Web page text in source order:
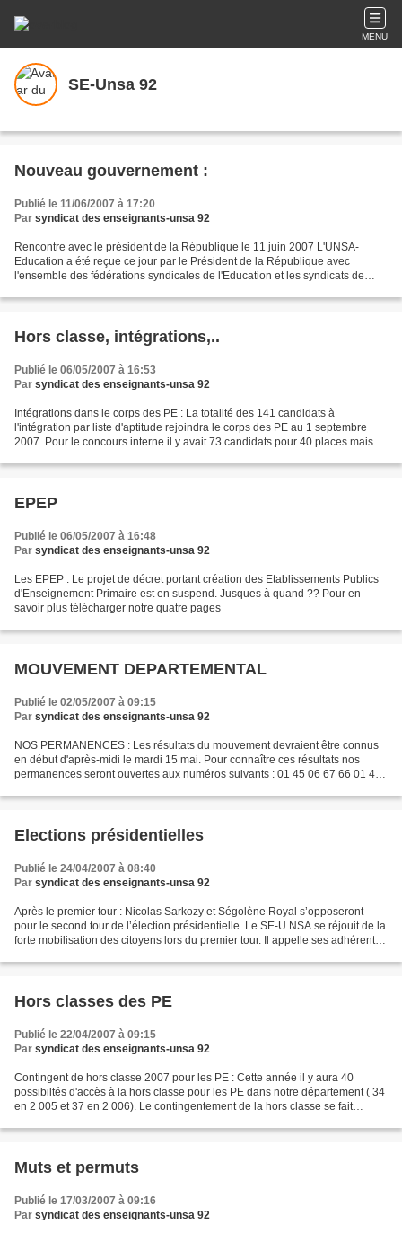
MENU
SE-Unsa 92
Nouveau gouvernement :
Publié le 11/06/2007 à 17:20
Par syndicat des enseignants-unsa 92
Rencontre avec le président de la République le 11 juin 2007 L'UNSA-
Education a été reçue ce jour par le Président de la République avec
l'ensemble des fédérations syndicales de l'Education et les syndicats de
Hors classe, intégrations,..
Publié le 06/05/2007 à 16:53
Par syndicat des enseignants-unsa 92
Intégrations dans le corps des PE : La totalité des 141 candidats à
l'intégration par liste d'aptitude rejoindra le corps des PE au 1 septembre
2007. Pour le concours interne il y avait 73 candidats pour 40 places mais
EPEP
Publié le 06/05/2007 à 16:48
Par syndicat des enseignants-unsa 92
Les EPEP : Le projet de décret portant création des Etablissements Publics
d'Enseignement Primaire est en suspend. Jusques à quand ?? Pour en
savoir plus télécharger notre quatre pages
MOUVEMENT DEPARTEMENTAL
Publié le 02/05/2007 à 09:15
Par syndicat des enseignants-unsa 92
NOS PERMANENCES : Les résultats du mouvement devraient être connus
en début d'après-midi le mardi 15 mai. Pour connaître ces résultats nos
permanences seront ouvertes aux numéros suivants : 01 45 06 67 66 01 41
Elections présidentielles
Publié le 24/04/2007 à 08:40
Par syndicat des enseignants-unsa 92
Après le premier tour : Nicolas Sarkozy et Ségolène Royal s’opposeront
pour le second tour de l’élection présidentielle. Le SE-U NSA se réjouit de la
forte mobilisation des citoyens lors du premier tour. Il appelle ses adhérents,
Hors classes des PE
Publié le 22/04/2007 à 09:15
Par syndicat des enseignants-unsa 92
Contingent de hors classe 2007 pour les PE : Cette année il y aura 40
possibiltés d'accès à la hors classe pour les PE dans notre département ( 34
en 2 005 et 37 en 2 006). Le contingentement de la hors classe se fait
Muts et permuts
Publié le 17/03/2007 à 09:16
Par syndicat des enseignants-unsa 92